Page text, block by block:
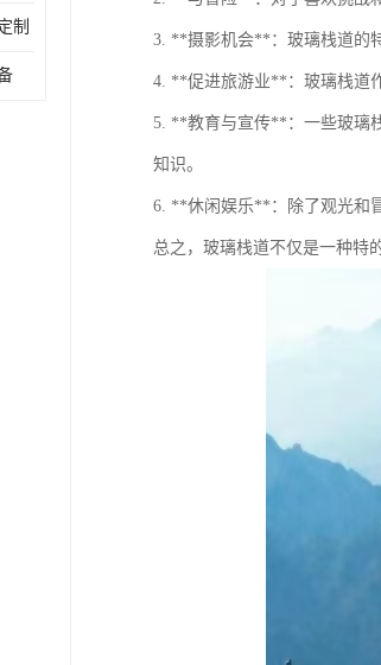
制
3. **摄影机会**：玻璃栈道的
4. **促进旅游业**：玻璃栈道
5. **教育与宣传**：一些玻璃
知识。
6. **休闲娱乐**：除了观光和
总之，玻璃栈道不仅是一种特